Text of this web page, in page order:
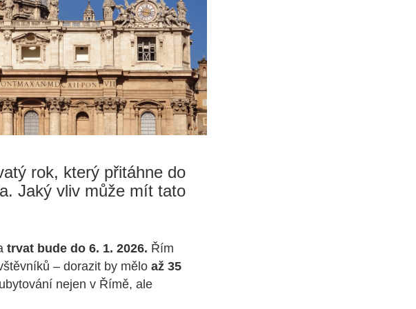
rok, který přitáhne do
Jaký vliv může mít tato
trvat bude do 6. 1. 2026. Řím
– dorazit by mělo až 35
nejen v Římě, ale